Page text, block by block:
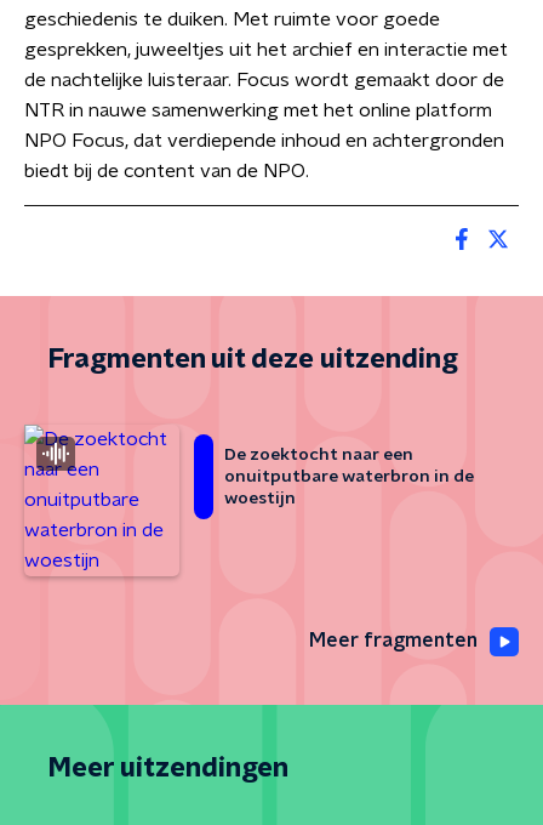
geschiedenis te duiken. Met ruimte voor goede
gesprekken, juweeltjes uit het archief en interactie met
de nachtelijke luisteraar. Focus wordt gemaakt door de
NTR in nauwe samenwerking met het online platform
NPO Focus, dat verdiepende inhoud en achtergronden
biedt bij de content van de NPO.
Fragmenten uit deze uitzending
De zoektocht naar een
onuitputbare waterbron in de
woestijn
Meer fragmenten
Meer uitzendingen